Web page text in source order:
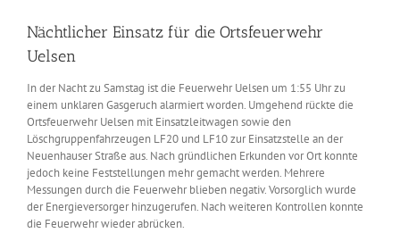
Nächtlicher Einsatz für die Ortsfeuerwehr
Uelsen
In der Nacht zu Samstag ist die Feuerwehr Uelsen um 1:55 Uhr zu
einem unklaren Gasgeruch alarmiert worden. Umgehend rückte die
Ortsfeuerwehr Uelsen mit Einsatzleitwagen sowie den
Löschgruppenfahrzeugen LF20 und LF10 zur Einsatzstelle an der
Neuenhauser Straße aus. Nach gründlichen Erkunden vor Ort konnte
jedoch keine Feststellungen mehr gemacht werden. Mehrere
Messungen durch die Feuerwehr blieben negativ. Vorsorglich wurde
der Energieversorger hinzugerufen. Nach weiteren Kontrollen konnte
die Feuerwehr wieder abrücken.